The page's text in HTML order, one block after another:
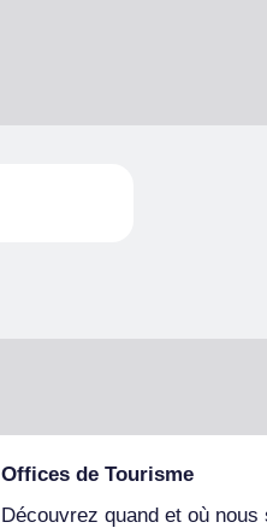
Offices de Tourisme
Découvrez quand et où